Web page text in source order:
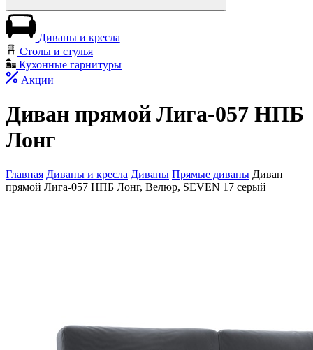
Диваны и кресла
Столы и стулья
Кухонные гарнитуры
Акции
Диван прямой Лига-057 НПБ
Лонг
Главная Диваны и кресла Диваны Прямые диваны Диван
прямой Лига-057 НПБ Лонг, Велюр, SEVEN 17 серый